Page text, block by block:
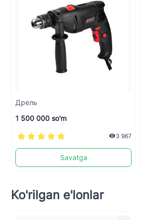
Дрель
1 500 000 so'm
3 967
Savatga
Ko'rilgan e'lonlar